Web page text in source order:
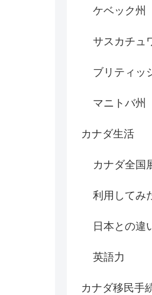
ケベック州
サスカチュ
ブリティッ
マニトバ州
カナダ生活
カナダ全国
利用してみ
日本との違
英語力
カナダ移民手